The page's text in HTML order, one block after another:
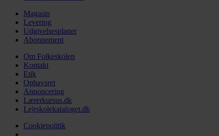
Magasin
Levering
Udgivelsesplaner
Abonnement
Om Folkeskolen
Kontakt
Etik
Ophavsret
Annoncering
Lærerkursus.dk
Lejrskolekataloget.dk
Cookiepolitik